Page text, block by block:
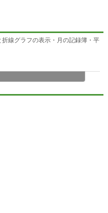
線グラフの表示・月の記録簿・平